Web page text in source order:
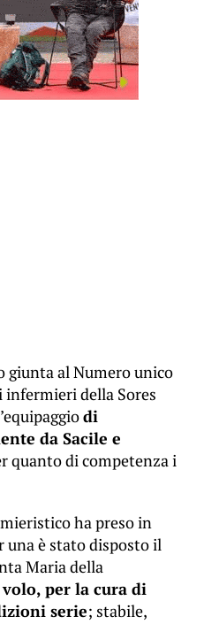
giunta al Numero unico
infermieri della Sores
di
da Sacile e
quanto di competenza i
ha preso in
una è stato disposto il
Maria della
per la cura di
serie; stabile,